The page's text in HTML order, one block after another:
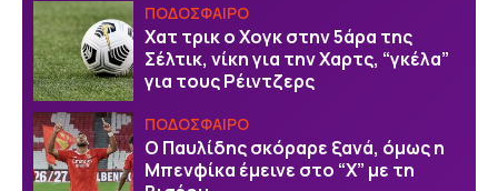
ΠΟΔΟΣΦΑΙΡΟ
Χατ τρικ ο Χογκ στην 5άρα της
Σέλτικ, νίκη για την Χαρτς, “γκέλα”
για τους Ρέιντζερς
ΠΟΔΟΣΦΑΙΡΟ
Ο Παυλίδης σκόραρε ξανά, όμως η
Μπενφίκα έμεινε στο “Χ” με τη